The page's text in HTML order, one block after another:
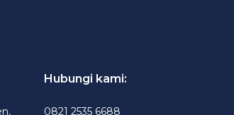
Hubungi kami:
0821 2535 6688